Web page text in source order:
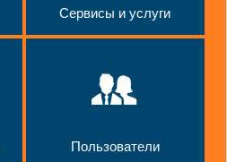
Сервисы и услуги
Пользователи